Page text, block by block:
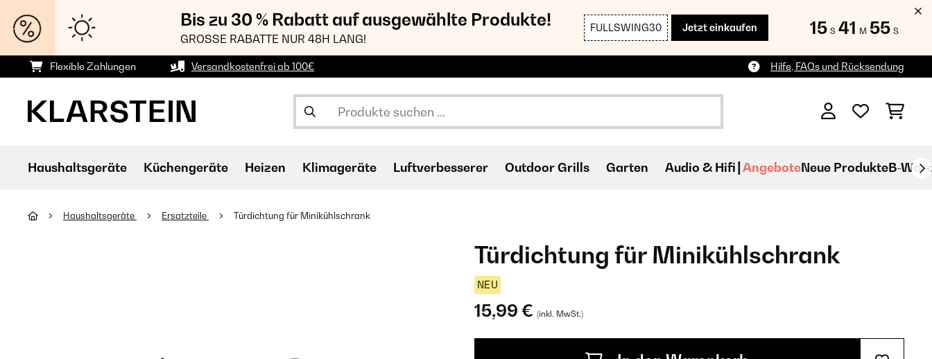
Bis zu 30 % Rabatt auf ausgewählte Produkte!
GROSSE RABATTE NUR 48H LANG!
FULLSWING30 Jetzt einkaufen 15 S 41 M 55 S
Flexible Zahlungen Versandkostenfrei ab 100€ Hilfe, FAQs und Rücksendung
Haushaltsgeräte Küchengeräte Heizen Klimageräte Luftverbesserer Outdoor Grills Garten Audio & Hifi AngeboteNeue ProdukteB-
Haushaltsgeräte Ersatzteile Türdichtung für Minikühlschrank
Türdichtung für Minikühlschrank
NEU
15,99 € (inkl. MwSt.)